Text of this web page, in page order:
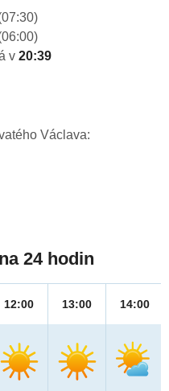
v 20:39
Václava:
24 hodin
12:00 13:00 14:00